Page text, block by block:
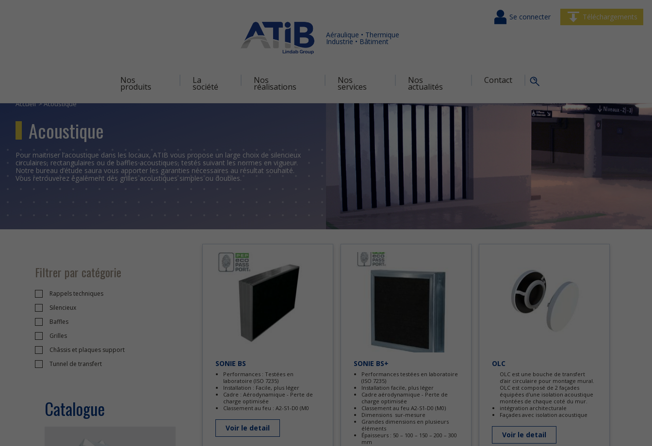
principal
Aéraulique • Thermique
Industrie • Bâtiment
Nos
produits
La
société
Nos
réalisations
Nos
services
Nos
actualités
Contact
Se connecter Téléchargements
Accueil Acoustique
Acoustique
Pour maitriser l’acoustique dans les locaux, ATIB vous propose un large choix de silencieux
circulaires, rectangulaires ou de baffles acoustiques, testés suivant les normes en vigueur.
Notre bureau d’étude saura vous apporter les garanties nécessaires au résultat souhaité.
Vous retrouverez également des grilles acoustiques simples ou doubles.
Filtrer par catégorie
Rappels techniques
Silencieux
Baffles
Grilles
Châssis et plaques support
Tunnel de transfert
Catalogue
SONIE BS
Performances : Testées en
laboratoire (ISO 7235)
Installation : Facile, plus léger
Cadre : Aérodynamique - Perte de
charge optimisée
Classement au feu : A2-S1-D0 (M0
Voir le detail
SONIE BS+
Performances testées en laboratoire
(ISO 7235)
Installation facile, plus léger
Cadre aérodynamique - Perte de
charge optimisée
Classement au feu A2-S1-D0 (M0)
Dimensions sur-mesure
Grandes dimensions en plusieurs
éléments
Épaisseurs : 50 – 100 – 150 – 200 – 300
mm
OLC
OLC est une bouche de transfert
d'air circulaire pour montage mural.
OLC est composé de 2 façades
équipées d'une isolation acoustique
montées de chaque coté du mur.
intégration architecturale
Façades avec isolation acoustique
Voir le detail